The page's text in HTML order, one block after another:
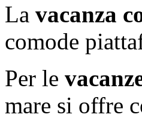
La vacanza
comode
Per le
mare si offre